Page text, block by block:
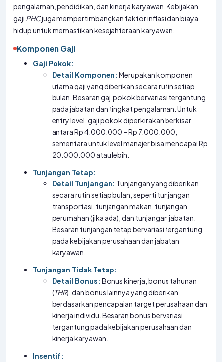
pengalaman, pendidikan, dan kinerja karyawan. Kebijakan
gaji PHCjuga mempertimbangkan faktor inflasi dan biaya
hidup untuk memastikan kesejahteraan karyawan.
Komponen Gaji
Gaji Pokok:
Detail Komponen: Merupakan komponen
utama gaji yang diberikan secara rutin setiap
bulan. Besaran gaji pokok bervariasi tergantung
pada jabatan dan tingkat pengalaman. Untuk
entry level, gaji pokok diperkirakan berkisar
antara Rp 4.000.000 – Rp 7.000.000,
sementara untuk level manajer bisa mencapai Rp
20.000.000 atau lebih.
Tunjangan Tetap:
Detail Tunjangan: Tunjangan yang diberikan
secara rutin setiap bulan, seperti tunjangan
transportasi, tunjangan makan, tunjangan
perumahan (jika ada), dan tunjangan jabatan.
Besaran tunjangan tetap bervariasi tergantung
pada kebijakan perusahaan dan jabatan
karyawan.
Tunjangan Tidak Tetap:
Detail Bonus: Bonus kinerja, bonus tahunan
(THR), dan bonus lainnya yang diberikan
berdasarkan pencapaian target perusahaan dan
kinerja individu. Besaran bonus bervariasi
tergantung pada kebijakan perusahaan dan
kinerja karyawan.
Insentif: